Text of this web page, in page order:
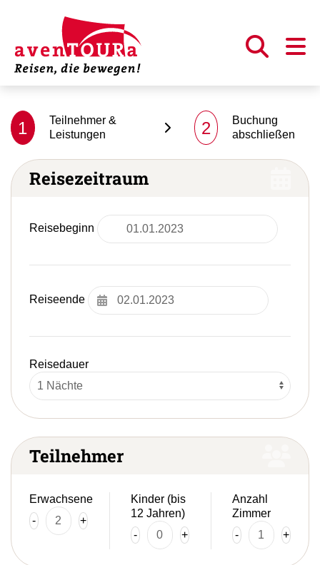
1
Teilnehmer &
Leistungen
2
Buchung
abschließen
Reisezeitraum
Reisebeginn
Reiseende
Reisedauer
Teilnehmer
Erwachsene
-
+
Kinder (bis
12 Jahren)
-
+
Anzahl
Zimmer
-
+